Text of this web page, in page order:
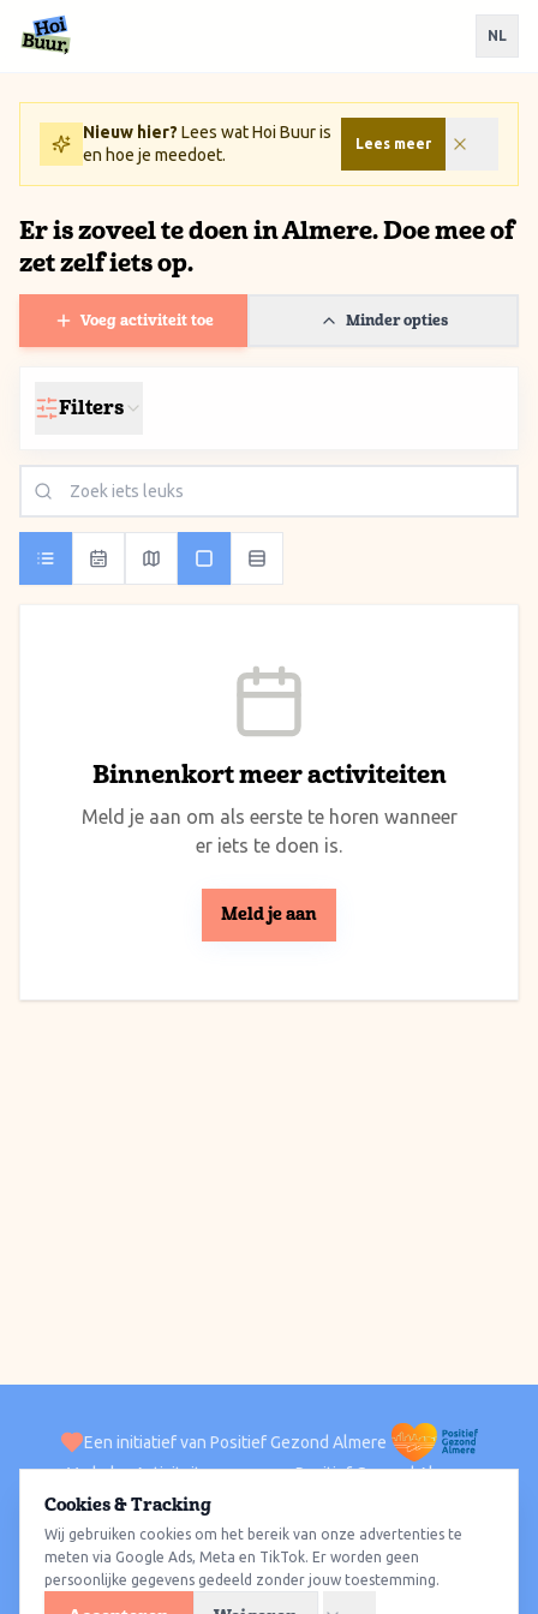
Ga naar inhoud / Skip to content
NL
Nieuw hier? Lees wat Hoi Buur is
en hoe je meedoet.
Lees meer
Er is zoveel te doen in Almere. Doe mee of
zet zelf iets op.
Voeg activiteit toe Minder opties
Filters
Binnenkort meer activiteiten
Meld je aan om als eerste te horen wanneer
er iets te doen is.
Meld je aan
Een initiatief van Positief Gezond Almere
VerhalenActiviteiten Positief Gezond Almere
ACTIVITEITEN PER WIJK
Alle wijkenAlmere HavenAlmere StadAlmere BuitenAlmere Poort
Almere HoutAlmere OosterwoldWat te doen
Cookies & Tracking
Wij gebruiken cookies om het bereik van onze advertenties te
meten via Google Ads, Meta en TikTok. Er worden geen
persoonlijke gegevens gedeeld zonder jouw toestemming.